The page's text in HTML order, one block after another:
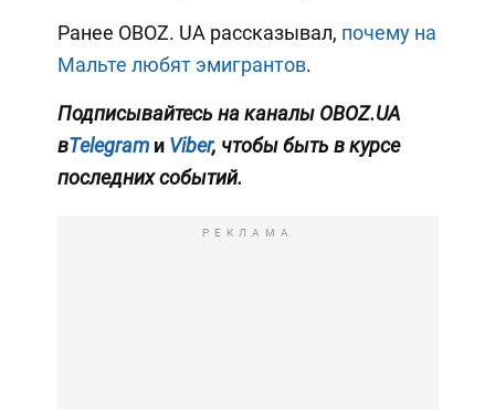
Ранее OBOZ. UA рассказывал, почему на
Мальте любят эмигрантов.
Подписывайтесь на каналы OBOZ.UA
вTelegramи Viber, чтобы быть в курсе
последних событий.
РЕКЛАМА